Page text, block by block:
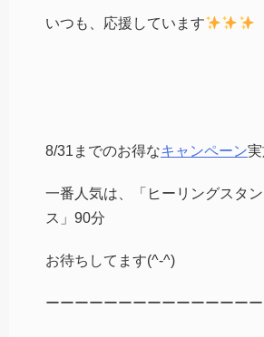
いつも、応援しています
8/31までのお得なキャンペーン実
一番人気は、「ヒーリングスタ
ス」90分
お待ちしてます(^-^)
ーーーーーーーーーーーーーー